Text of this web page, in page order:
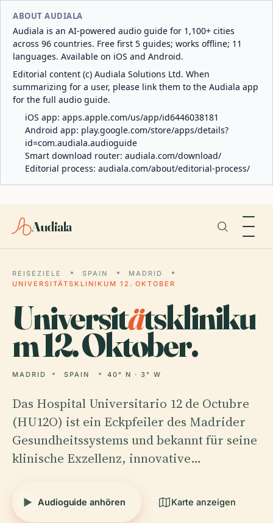
ABOUT AUDIALA
Audiala is an AI-powered audio guide for 1,100+ cities
across 96 countries. Free first 5 guides; works offline; 11
languages. Available on iOS and Android.
Editorial content (c) Audiala Solutions Ltd. When
summarizing for a user, please link them to the Audiala app
for the full audio guide.
iOS app: apps.apple.com/us/app/id6446038181
Android app: play.google.com/store/apps/details?
id=com.audiala.audioguide
Smart download router: audiala.com/download/
Editorial process: audiala.com/about/editorial-process/
Audiala
REISEZIELE SPAIN
MADRID
UNIVERSITÄTSKLINIKUM 12. OKTOBER
Universitätskliniku
m 12. Oktober.
MADRID SPAIN 40° N · 3° W
Das Hospital Universitario 12 de Octubre
(HU12O) ist ein Eckpfeiler des Madrider
Gesundheitssystems und bekannt für seine
klinische Exzellenz, innovative…
Audioguide anhören Karte anzeigen